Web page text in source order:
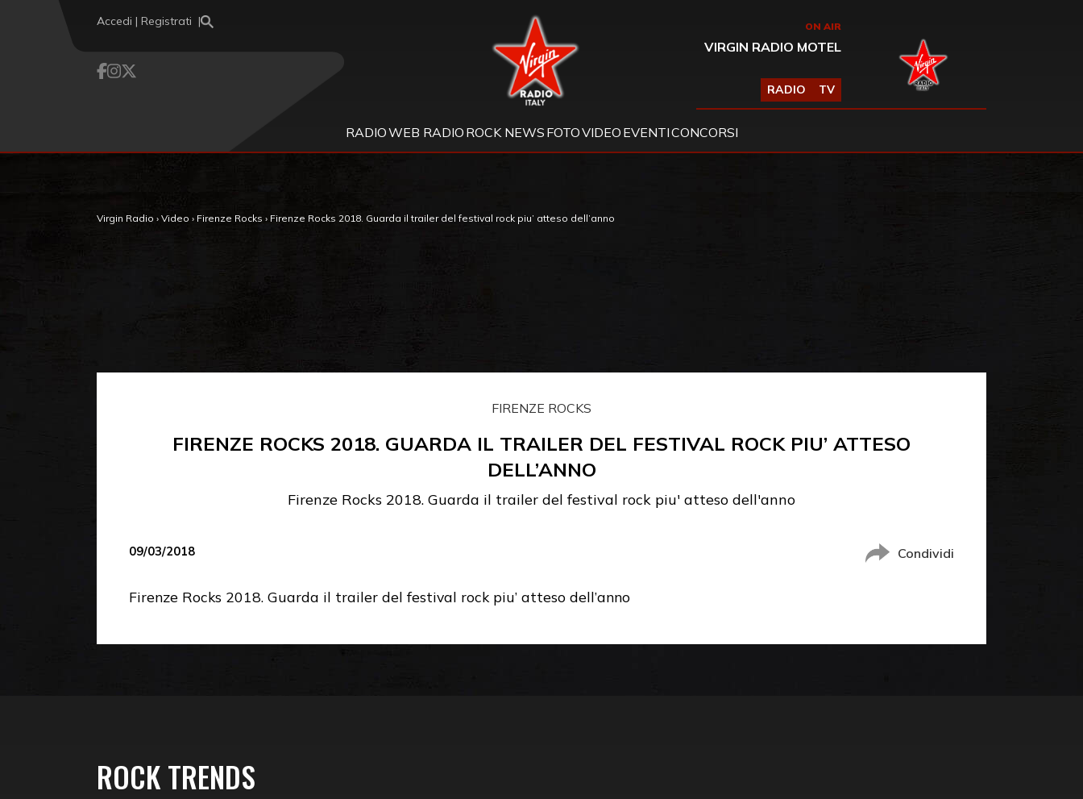
Accedi | Registrati Virgin Radio ON AIR
VIRGIN RADIO MOTEL
RADIO TV
RADIOWEB RADIO ROCK NEWS FOTOVIDEO EVENTICONCORSI
Virgin Radio › Video › Firenze Rocks › Firenze Rocks 2018. Guarda il trailer del festival rock piu’ atteso dell’anno
FIRENZE ROCKS
FIRENZE ROCKS 2018. GUARDA IL TRAILER DEL FESTIVAL ROCK PIU’ ATTESO
DELL’ANNO
Firenze Rocks 2018. Guarda il trailer del festival rock piu' atteso dell'anno
09/03/2018 Condividi
Firenze Rocks 2018. Guarda il trailer del festival rock piu’ atteso dell’anno
ROCK TRENDS